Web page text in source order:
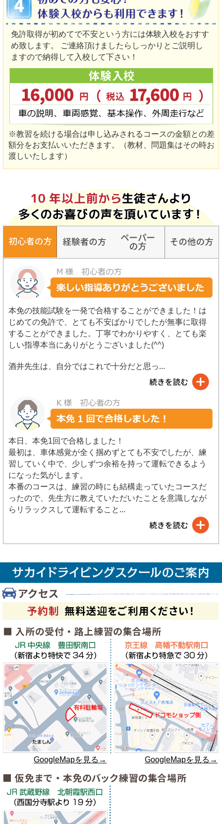
免許取得が初めてで不安という方には体験入校をおすす
め致します。 ご連絡頂けましたらしっかりとご説明し
ますので納得して入校して下さい！
※教習を続ける場合は申し込みされるコースの金額との差
額分をお支払いいただきます。（教材、問題集はその時お
渡しいたします）
本免の技能試験を一発で合格することができました！は
じめての免許で、とても不安ばかりでしたが無事に取得
することができました。丁寧でわかりやすく、とても楽
しい指導本当にありがとうございました(^^)
酒井先生は、自分ではこれで十分だと思っ...
本日、本免1回で合格しました！
最初は、車体感覚が全く掴めずとても不安でしたが、練
習していく中で、少しずつ余裕を持って運転できるよう
になった気がします。
本番のコースは、練習の時にも結構走っていたコースだ
ったので、先生方に教えていただいたことを意識しなが
らリラックスして運転すること ...
GoogleMapを見る→ GoogleMapを見る→